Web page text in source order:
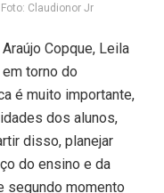
Claudionor Jr
Copque, Leila
torno do
é muito importante,
dos alunos,
disso, planejar
do ensino e da
segundo momento